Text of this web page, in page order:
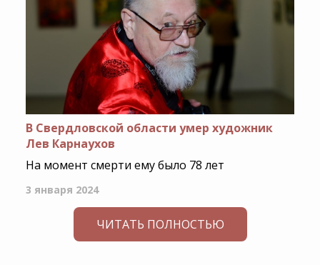
В Свердловской области умер художник
Лев Карнаухов
На момент смерти ему было 78 лет
3 января 2024
ЧИТАТЬ ПОЛНОСТЬЮ